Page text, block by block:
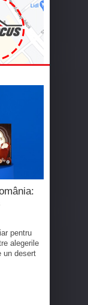
pentru
alegerile
un desert